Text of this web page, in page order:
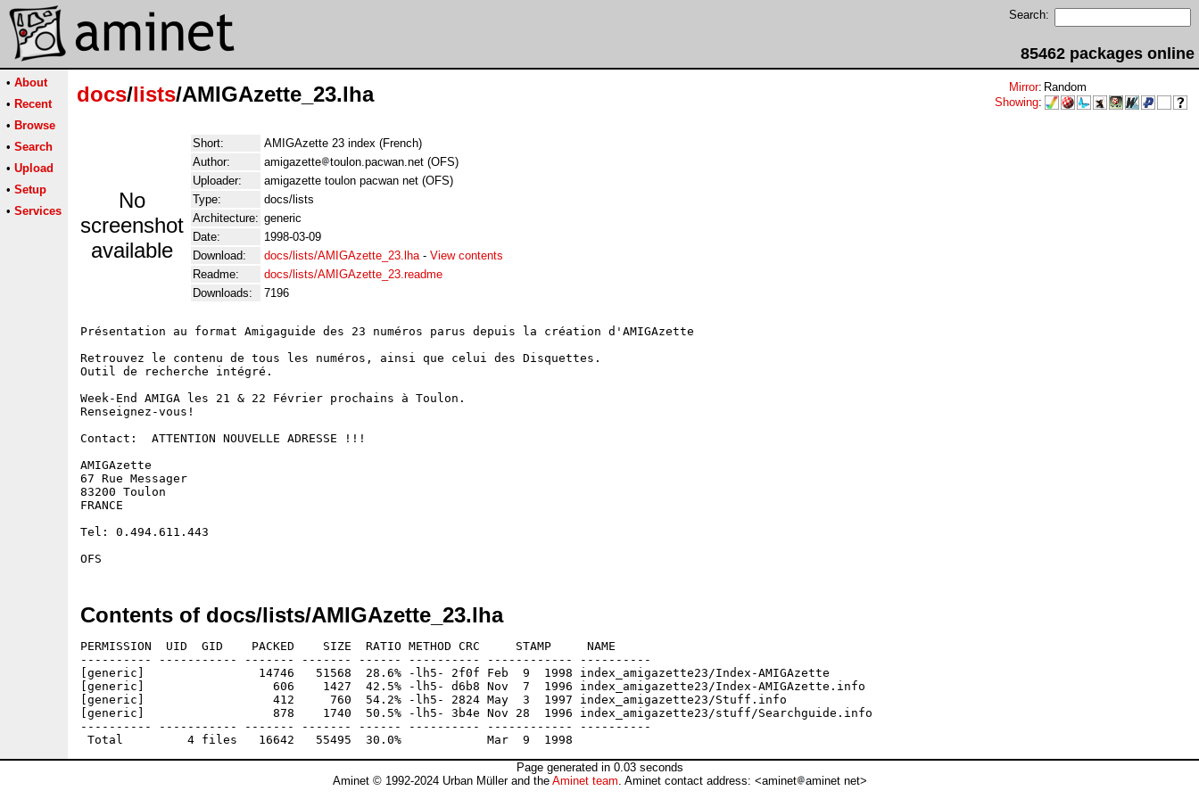
Search:
85462 packages online
• About
• Recent
• Browse
• Search
• Upload
• Setup
• Services
docs/lists/AMIGAzette_23.lha Mirror: Random
Showing:
No
screenshot
available
Short:
AMIGAzette 23 index (French)
Author:
amigazette
toulon.pacwan.net (OFS)
Uploader:
amigazette toulon pacwan net (OFS)
Type:
docs/lists
Architecture: generic
Date:
1998-03-09
Download:
docs/lists/AMIGAzette_23.lha- View contents
Readme:
docs/lists/AMIGAzette_23.readme
Downloads:
7196
Présentation au format Amigaguide des 23 numéros parus depuis la création d'AMIGAzette
Retrouvez le contenu de tous les numéros, ainsi que celui des Disquettes.
Outil de recherche intégré.
Week-End AMIGA les 21 & 22 Février prochains à Toulon.
Renseignez-vous!
Contact:  ATTENTION NOUVELLE ADRESSE !!!
AMIGAzette
67 Rue Messager
83200 Toulon
FRANCE
Tel: 0.494.611.443
Contents of docs/lists/AMIGAzette_23.lha
PERMISSION  UID  GID    PACKED    SIZE  RATIO METHOD CRC     STAMP     NAME
---------- ----------- ------- ------- ------ ---------- ------------ ----------
[generic]                14746   51568  28.6% -lh5- 2f0f Feb  9  1998 index_amigazette23/Index-AMIGAzette
[generic]                  606    1427  42.5% -lh5- d6b8 Nov  7  1996 index_amigazette23/Index-AMIGAzette.info
[generic]                  412     760  54.2% -lh5- 2824 May  3  1997 index_amigazette23/Stuff.info
[generic]                  878    1740  50.5% -lh5- 3b4e Nov 28  1996 index_amigazette23/stuff/Searchguide.info
---------- ----------- ------- ------- ------ ---------- ------------ ----------
Page generated in 0.03 seconds
Aminet © 1992-2024 Urban Müller and the Aminet team. Aminet contact address: <aminet aminet net>